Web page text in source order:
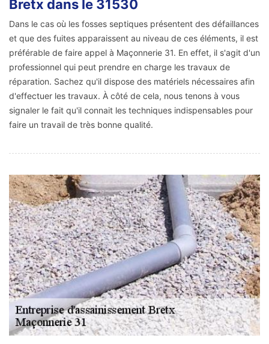
Bretx dans le 31530
Dans le cas où les fosses septiques présentent des défaillances
et que des fuites apparaissent au niveau de ces éléments, il est
préférable de faire appel à Maçonnerie 31. En effet, il s'agit d'un
professionnel qui peut prendre en charge les travaux de
réparation. Sachez qu'il dispose des matériels nécessaires afin
d'effectuer les travaux. À côté de cela, nous tenons à vous
signaler le fait qu'il connait les techniques indispensables pour
faire un travail de très bonne qualité.